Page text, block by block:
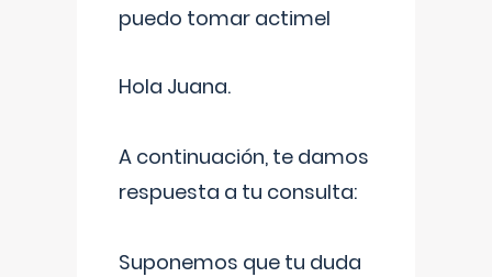
puedo tomar actimel
Hola Juana.
A continuación, te damos
respuesta a tu consulta:
Suponemos que tu duda